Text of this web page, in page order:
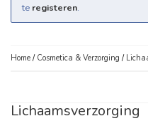
te registeren.
Home / Cosmetica & Verzorging /
Lichaamsverzorging